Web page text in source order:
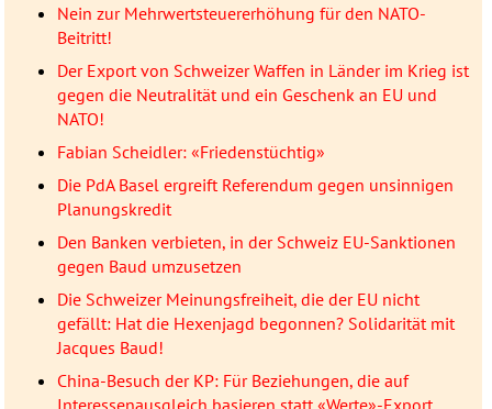
Nein zur Mehrwertsteuererhöhung für den NATO-
Beitritt!
Der Export von Schweizer Waffen in Länder im Krieg ist
gegen die Neutralität und ein Geschenk an EU und
NATO!
Fabian Scheidler: «Friedenstüchtig»
Die PdA Basel ergreift Referendum gegen unsinnigen
Planungskredit
Den Banken verbieten, in der Schweiz EU-Sanktionen
gegen Baud umzusetzen
Die Schweizer Meinungsfreiheit, die der EU nicht
gefällt: Hat die Hexenjagd begonnen? Solidarität mit
Jacques Baud!
China-Besuch der KP: Für Beziehungen, die auf
Interessenausgleich basieren statt «Werte»-Export